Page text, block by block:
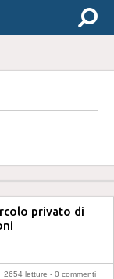
privato di
2654 letture - 0 commenti